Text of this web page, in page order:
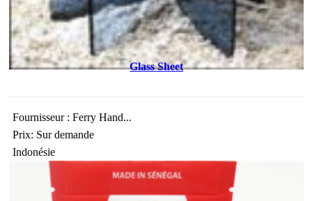
Glass Sheet
Fournisseur : Ferry Hand...
Prix: Sur demande
Indonésie